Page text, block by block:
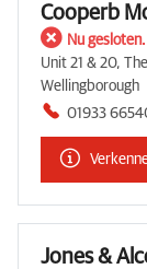
Cooperb
Nu gesloten.
Unit 21 & 20,
Wellingborough
01933
Jones &